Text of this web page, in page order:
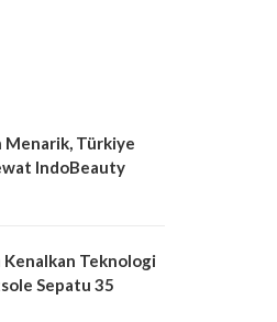
Menarik, Türkiye
IndoBeauty
Kenalkan Teknologi
Sepatu 35